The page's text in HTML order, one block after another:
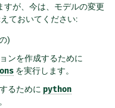
すが、今は、モデルの変更
ておいてください:
)
ンを作成するために
を実行します。
るために python